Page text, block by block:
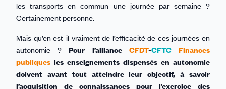
les transports en commun une journée par semaine ?
Certainement personne.
Mais qu’en est-il vraiment de l’efficacité de ces journées en
autonomie ? Pour l’alliance CFDT-CFTC
Finances
publiques les enseignements dispensés en autonomie
doivent avant tout atteindre leur objectif, à savoir
l’acquisition de connaissances pour l’exercice des